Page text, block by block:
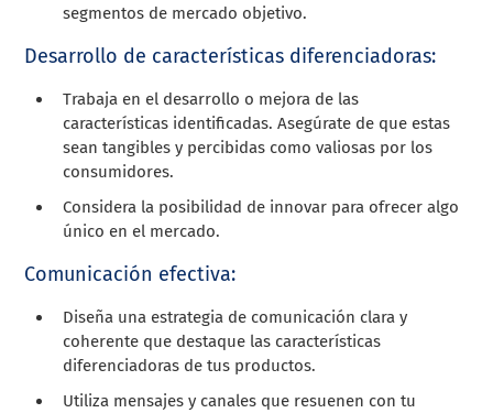
segmentos de mercado objetivo.
Desarrollo de características diferenciadoras:
Trabaja en el desarrollo o mejora de las
características identificadas. Asegúrate de que estas
sean tangibles y percibidas como valiosas por los
consumidores.
Considera la posibilidad de innovar para ofrecer algo
único en el mercado.
Comunicación efectiva:
Diseña una estrategia de comunicación clara y
coherente que destaque las características
diferenciadoras de tus productos.
Utiliza mensajes y canales que resuenen con tu